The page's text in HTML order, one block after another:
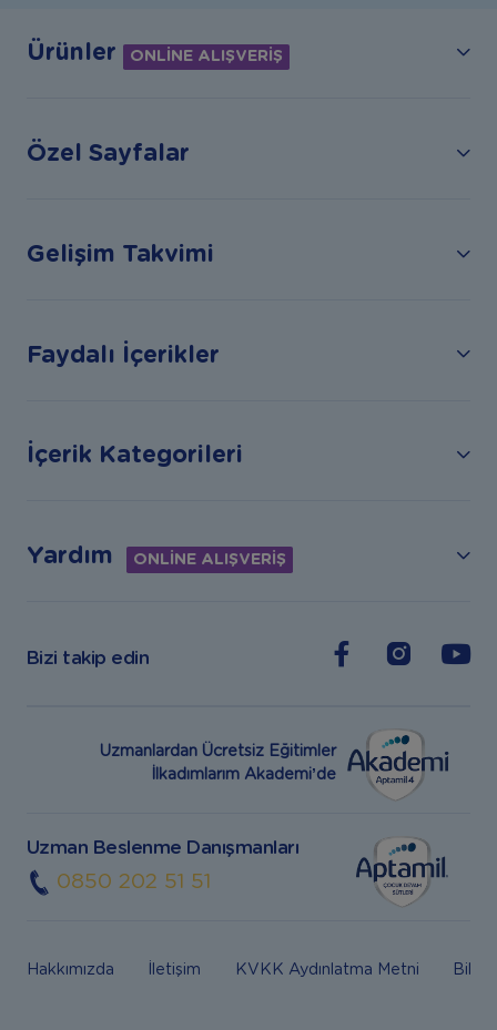
Ürünler ONLİNE ALIŞVERİŞ
Özel Sayfalar
Gelişim Takvimi
Faydalı İçerikler
İçerik Kategorileri
Yardım ONLİNE ALIŞVERİŞ
Bizi takip edin
Uzmanlardan Ücretsiz Eğitimler
İlkadımlarım Akademi’de
Uzman Beslenme Danışmanları
0850 202 51 51
Hakkımızda İletişim KVKK Aydınlatma Metni Bilgi